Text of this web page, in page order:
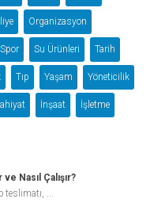
Organizasyon
Spor Su Ürünleri Tarih
Tıp Yaşam Yöneticilik
İnşaat İşletme
Nasıl Çalışır?
teslimatı, ...